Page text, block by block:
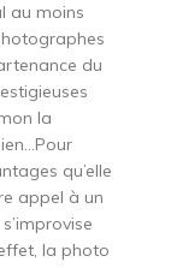
au moins
du
la
qu’elle
appel à un
la photo